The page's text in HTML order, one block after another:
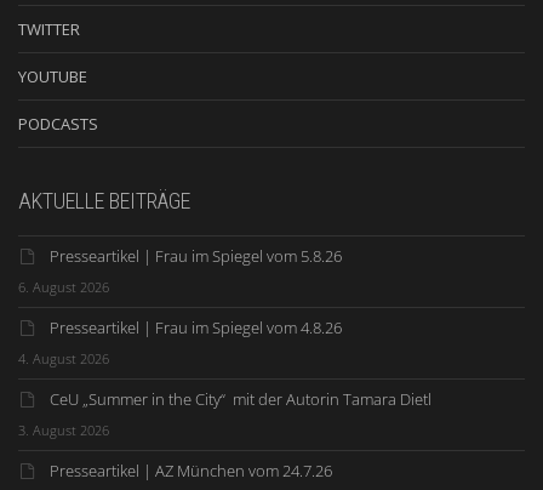
TWITTER
YOUTUBE
PODCASTS
AKTUELLE BEITRÄGE
Presseartikel | Frau im Spiegel vom 5.8.26
6. August 2026
Presseartikel | Frau im Spiegel vom 4.8.26
4. August 2026
CeU „Summer in the City“ mit der Autorin Tamara Dietl
3. August 2026
Presseartikel | AZ München vom 24.7.26